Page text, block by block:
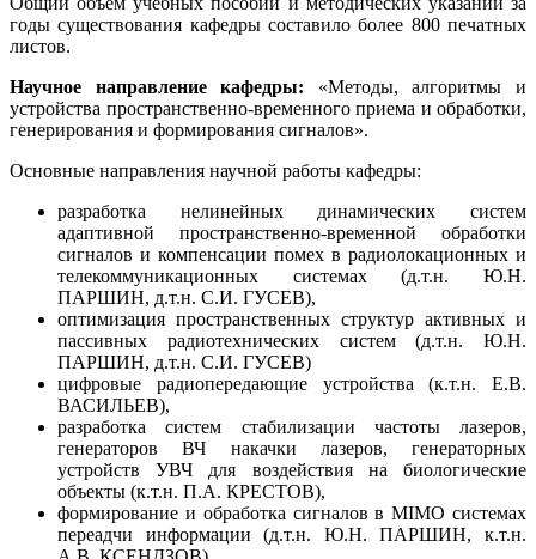
годы су­ществования кафедры составило более 800 печатных
листов.
Научное направление кафедры: «Методы, алгоритмы и
устройства пространственно-временного приема и обработки,
генерирования и формирования сигналов».
Основные направления научной работы кафедры:
разработка нелинейных динамических систем
адаптивной пространс­твенно-временной обработки
сигналов и компенсации помех в радиолокационных и
те­лекоммуникационных системах (д.т.н. Ю.Н.
ПАРШИН, д.т.н. С.И. ГУСЕВ),
оптимизация пространственных структур активных и
пассивных радиотехнических систем (д.т.н. Ю.Н.
ПАРШИН, д.т.н. С.И. ГУСЕВ)
цифровые радиопередающие устройства (к.т.н. Е.В.
ВАСИЛЬЕВ),
разработка систем стабилизации частоты лазеров,
генераторов ВЧ накачки лазеров, генераторных
устройств УВЧ для воздействия на биологические
объекты (к.т.н. П.А. КРЕСТОВ),
формирование и обработка сигналов в MIMO системах
переадчи информации (д.т.н. Ю.Н. ПАРШИН, к.т.н.